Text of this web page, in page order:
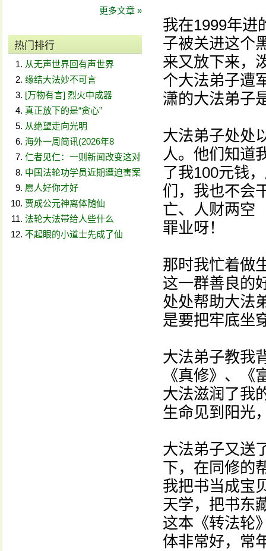
更多文章 »
热门排行
从无声世界回有声世界
缘结大法妙不可言
[万物有言] 烈火中成器
真正放下的是“贪心”
从绝望走向光明
海外一周简讯(2026年8
仁者见仁：一则新闻改变这对
中国法轮功学员近期遭迫害案
愿人好你才好
贾成公元神离体随仙
法轮大法带给人些什么
不起眼的小道士先成了仙
我在1999年进
子被关进这个
来又放下来，
个大法弟子遭
潇的大法弟子
大法弟子处处
人。他们知道
了我100元钱
们，我也不会
亡、人财两空
罪业呀！
那时我忙着做
这一群善良的
处处帮助大法
是要把牢底坐
大法弟子教我
《真修》、
大法滋润了我
生命见到阳光
大法弟子又送
下，在同修的
我把书当成宝
天学，把书东
这本《转法轮
体非常好，常